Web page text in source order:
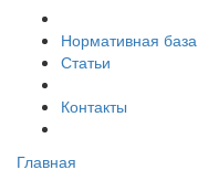
Нормативная база
Статьи
Контакты
Главная